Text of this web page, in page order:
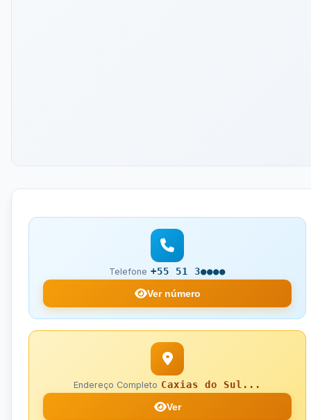
Telefone +55 51 3●●●●
Ver número
Endereço Completo Caxias do Sul...
Ver